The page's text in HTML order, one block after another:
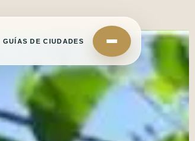
GUÍAS DE CIUDADES